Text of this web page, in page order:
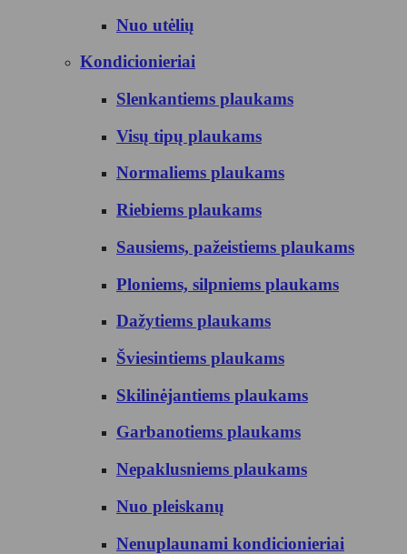
Nuo utėlių
Kondicionieriai
Slenkantiems plaukams
Visų tipų plaukams
Normaliems plaukams
Riebiems plaukams
Sausiems, pažeistiems plaukams
Ploniems, silpniems plaukams
Dažytiems plaukams
Šviesintiems plaukams
Skilinėjantiems plaukams
Garbanotiems plaukams
Nepaklusniems plaukams
Nuo pleiskanų
Nenuplaunami kondicionieriai